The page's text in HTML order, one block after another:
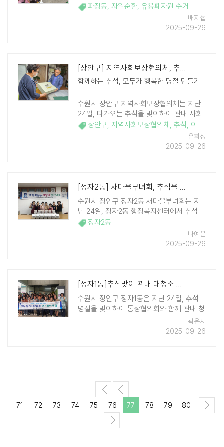
문해 뜻깊은 자원순환 체험 활동을 진행했다
고 밝혔다. 이번 활동에서 어린이들은 유치
원에서 직접 모은 총 11kg 가량의 우유팩을
파장동, 자원순환, 유용폐자원 수거
배지섭
2025-09-26
[장안구] 지역사회보장협의체, 추석 명절 취약계층 과일 지원 사업 실시
함께하는 추석, 모두가 행복한 명절 만들기
수원시 장안구 지역사회보장협의체는 지난
24일, 다가오는 추석을 맞이하여 관내 사회
복지시설 20개소 및 취약계층 102가구를 대
상으로 과일 200상자를 지원하는 '추석 명
절 과일 지원 사업'을 성공적으로 마 ..
장안구, 지역사회보장협의체 , 추석, 이웃돕기
유희정
2025-09-26
[정자2동] 새마을부녀회, 추석을 앞두고 이웃에 전한 따뜻한 밥상
수원시 장안구 정자2동 새마을부녀회는 지
난 24일, 정자2동 행정복지센터에서 추석
명절을 맞아 이웃의 사랑이 필요한 홀몸어르
신 및 저소득층들을 위한 반찬 나눔을 진행
하였다. 이날 김상순 정자2동 새마을부녀회
정자2동
나예은
2025-09-26
[정자1동]추석맞이 관내 대청소 실시
수원시 장안구 정자1동은 지난 24일, 추석
명절을 맞이하여 통장협의회와 함께 관내 청
소 취약구역에 대한 대청소를 실시했다. 이
번 대청소는 2개의 조로 나누어 구역별로 진
점을 ..
곽은지
2025-09-26
71 72 73 74 75 76 77 78 79 80